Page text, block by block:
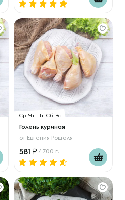
Ср Чт Пт Сб Вс
Голень куриная
от Евгения Рошаля
581 / 700 г.